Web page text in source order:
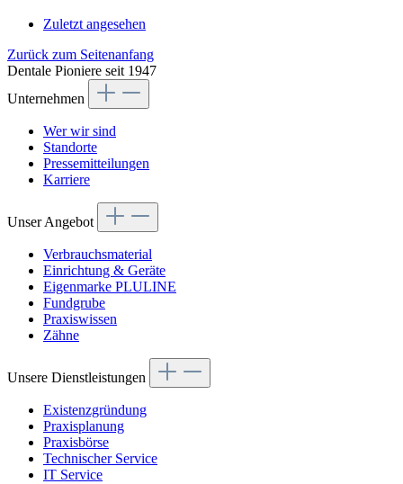
Zuletzt angesehen
Zurück zum Seitenanfang
Dentale Pioniere seit 1947
Unternehmen
Wer wir sind
Standorte
Pressemitteilungen
Karriere
Unser Angebot
Verbrauchsmaterial
Einrichtung & Geräte
Eigenmarke PLULINE
Fundgrube
Praxiswissen
Zähne
Unsere Dienstleistungen
Existenzgründung
Praxisplanung
Praxisbörse
Technischer Service
IT Service